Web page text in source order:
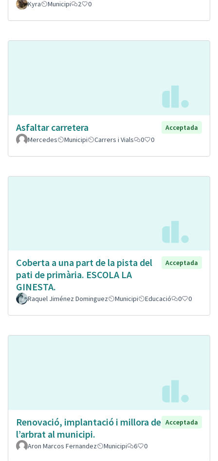
Kyra Municipi 2 0
Asfaltar carretera
Acceptada
Mercedes
Municipi Carrers i Vials 0 0
Coberta a una part de la pista del
pati de primària. ESCOLA LA
GINESTA.
Acceptada
Raquel Jiménez Dominguez Municipi Educació 0 0
Renovació, implantació i millora de
l’arbrat al municipi.
Acceptada
Aron Marcos Fernandez Municipi 6 0